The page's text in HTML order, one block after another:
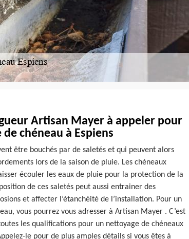
Artisan Mayer à appeler pour
chéneau à Espiens
être bouchés par de saletés et qui peuvent alors
lors de la saison de pluie. Les chéneaux
écouler les eaux de pluie pour la protection de la
de ces saletés peut aussi entrainer des
et affecter l’étanchéité de l’installation. Pour un
vous pourrez vous adresser à Artisan Mayer . C’est
les qualifications pour un nettoyage de chéneaux
le pour de plus amples détails si vous êtes à